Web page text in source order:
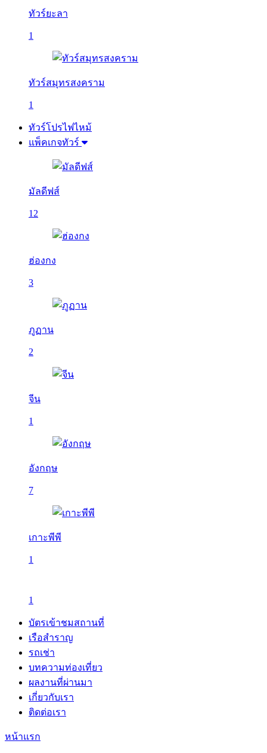
ทัวร์ยะลา
1
ทัวร์สมุทรสงคราม
1
ทัวร์โปรไฟไหม้
แพ็คเกจทัวร์
มัลดีฟส์
12
ฮ่องกง
3
ภูฏาน
2
จีน
1
อังกฤษ
7
เกาะพีพี
1
1
บัตรเข้าชมสถานที่
เรือสำราญ
รถเช่า
บทความท่องเที่ยว
ผลงานที่ผ่านมา
เกี่ยวกับเรา
ติดต่อเรา
หน้าแรก